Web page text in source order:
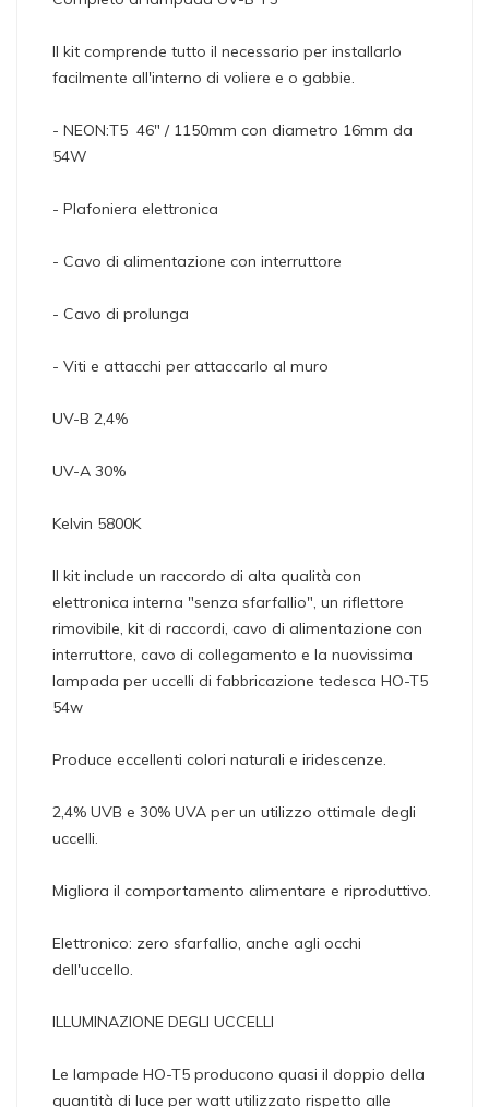
Il kit comprende tutto il necessario per installarlo
facilmente all'interno di voliere e o gabbie.
- NEON:T5 46" / 1150mm con diametro 16mm da
54W
- Plafoniera elettronica
- Cavo di alimentazione con interruttore
- Cavo di prolunga
- Viti e attacchi per attaccarlo al muro
UV-B 2,4%
UV-A 30%
Kelvin 5800K
Il kit include un raccordo di alta qualità con
elettronica interna "senza sfarfallio", un riflettore
rimovibile, kit di raccordi, cavo di alimentazione con
interruttore, cavo di collegamento e la nuovissima
lampada per uccelli di fabbricazione tedesca HO-T5
54w
Produce eccellenti colori naturali e iridescenze.
2,4% UVB e 30% UVA per un utilizzo ottimale degli
uccelli.
Migliora il comportamento alimentare e riproduttivo.
Elettronico: zero sfarfallio, anche agli occhi
dell'uccello.
ILLUMINAZIONE DEGLI UCCELLI
Le lampade HO-T5 producono quasi il doppio della
quantità di luce per watt utilizzato rispetto alle